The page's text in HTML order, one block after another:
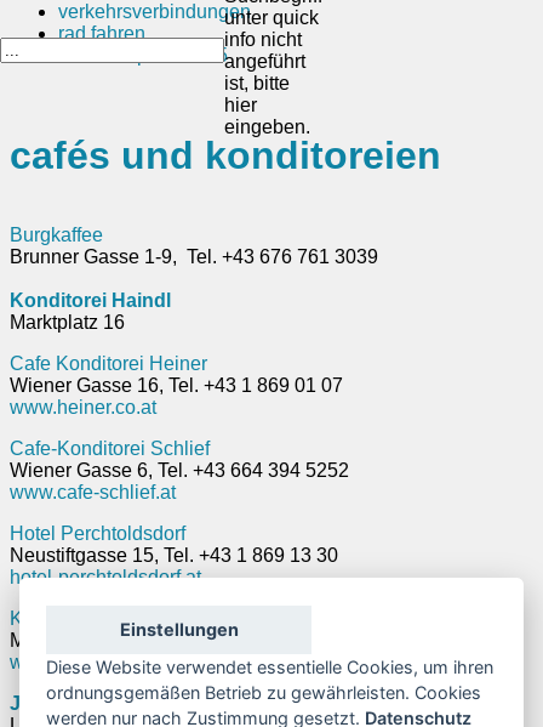
verkehrsverbindungen
rad fahren
sommerspiele 2025
cafés und konditoreien
Burgkaffee
Brunner Gasse 1-9, Tel. +43 676 761 3039
Konditorei Haindl
Marktplatz 16
Cafe Konditorei Heiner
Wiener Gasse 16, Tel. +43 1 869 01 07
www.heiner.co.at
Cafe-Konditorei Schlief
Wiener Gasse 6, Tel. +43 664 394 5252
www.cafe-schlief.at
Hotel Perchtoldsdorf
Neustiftgasse 15, Tel. +43 1 869 13 30
hotel-perchtoldsdorf.at
Kaffee Mühle
Marktplatz 7-9, Tel. +43 1 244 33 66
www.muehle-pdorf.at
JOE teecafe
Einstellungen
Diese Website verwendet essentielle Cookies, um ihren
ordnungsgemäßen Betrieb zu gewährleisten. Cookies
werden nur nach Zustimmung gesetzt. Datenschutz